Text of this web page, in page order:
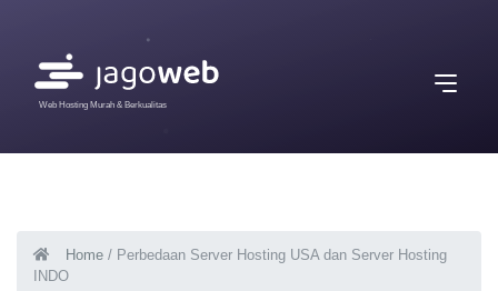
Web Hosting Murah & Berkualitas
Home / Perbedaan Server Hosting USA dan Server Hosting
INDO